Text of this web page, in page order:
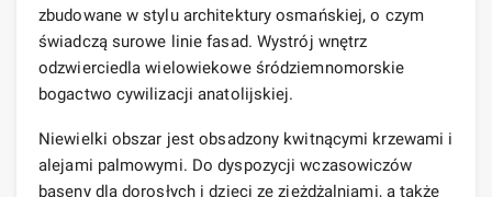
zbudowane w stylu architektury osmańskiej, o czym
świadczą surowe linie fasad. Wystrój wnętrz
odzwierciedla wielowiekowe śródziemnomorskie
bogactwo cywilizacji anatolijskiej.
Niewielki obszar jest obsadzony kwitnącymi krzewami i
alejami palmowymi. Do dyspozycji wczasowiczów
baseny dla dorosłych i dzieci ze zjeżdżalniami, a także